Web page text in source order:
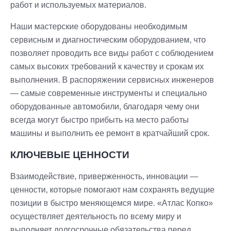
работ и используемых материалов.
Наши мастерские оборудованы необходимым
сервисным и диагностическим оборудованием, что
позволяет проводить все виды работ с соблюдением
самых высоких требований к качеству и срокам их
выполнения. В распоряжении сервисных инженеров
— самые современные инструменты и специально
оборудованные автомобили, благодаря чему они
всегда могут быстро прибыть на место работы
машины и выполнить ее ремонт в кратчайший срок.
КЛЮЧЕВЫЕ ЦЕННОСТИ
Взаимодействие, приверженность, инновации —
ценности, которые помогают нам сохранять ведущие
позиции в быстро меняющемся мире. «Атлас Копко»
осуществляет деятельность по всему миру и